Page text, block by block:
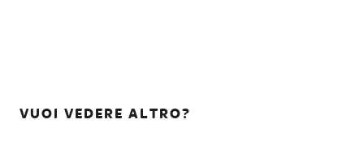
VUOI VEDERE ALTRO?